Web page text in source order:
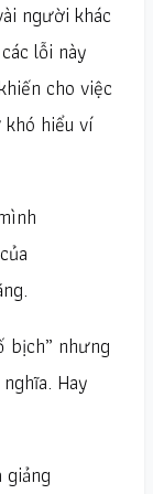
người khác
lỗi này
cho việc
hiểu ví
bịch” nhưng
Hay